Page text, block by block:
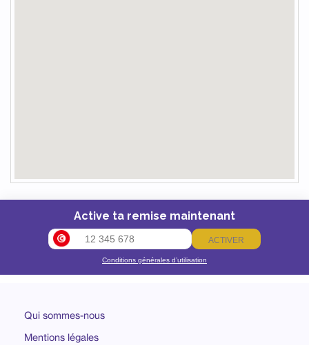
Active ta remise maintenant
ACTIVER
Conditions générales d’utilisation
Qui sommes-nous
Mentions légales